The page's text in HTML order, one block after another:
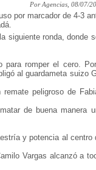
Por Agencias, 08/07/
por marcador de 4-3
siguiente ronda, donde
para romper el cero.
al guardameta suizo
peligroso de
de buena manera
y potencia al centro
Vargas alcanzó a